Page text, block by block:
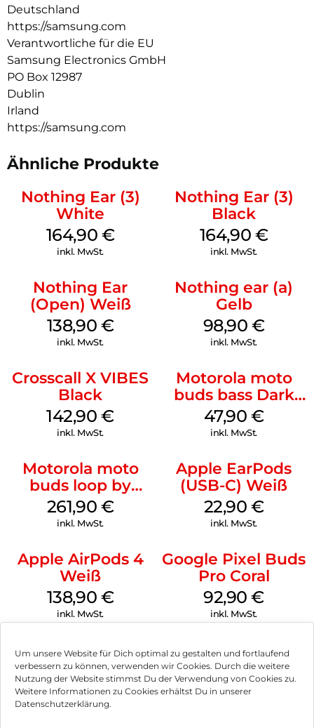
Um unsere Website für Dich optimal zu gestalten und fortlaufend
verbessern zu können, verwenden wir Cookies. Durch die weitere
Nutzung der Website stimmst Du der Verwendung von Cookies zu.
Weitere Informationen zu Cookies erhältst Du in unserer
Datenschutzerklärung.
Entspannt und komfortabel Musik genießen:
Jeder Ohrhörer ist aus leichten Materialien gefertigt und so
konzipiert, dass er bequem in deinen Ohren sitzt. Damit du
den Tag mit deiner Musik ausklingen lassen kannst – wähle
einfach aus den enthaltenen Ohrstöpsel die richtige Größe
aus um die richtige Passform zu erhalten. Außerdem
verfügen die Kopfhörer über ein Stoffkabel, sodass sie sich
nicht mehr so leicht in deiner Tasche verknoten.
Deutschland
https://samsung.com
Verantwortliche für die EU
Samsung Electronics GmbH
PO Box 12987
Dublin
Irland
https://samsung.com
Ähnliche Produkte
Nothing Ear (3)
White
164,90 €
inkl. MwSt.
Nothing Ear (3)
Black
164,90 €
inkl. MwSt.
Nothing Ear
(Open) Weiß
138,90 €
inkl. MwSt.
Nothing ear (a)
Gelb
98,90 €
inkl. MwSt.
Crosscall X VIBES
Black
142,90€
inkl. MwSt.
Motorola moto
buds bass Dark
Shadow
47,90 €
inkl. MwSt.
Motorola moto
buds loop by
Swarovski French
Oak
261,90 €
inkl. MwSt.
Apple EarPods
(USB-C) Weiß
22,90 €
inkl. MwSt.
Apple AirPods 4
Weiß
138,90 €
inkl. MwSt.
Google Pixel Buds
Pro Coral
92,90€
inkl. MwSt.
Impressum